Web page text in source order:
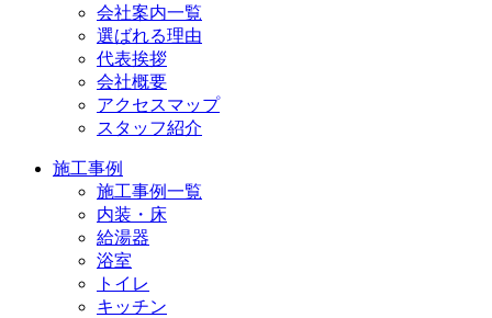
会社案内一覧
選ばれる理由
代表挨拶
会社概要
アクセスマップ
スタッフ紹介
施工事例
施工事例一覧
内装・床
給湯器
浴室
トイレ
キッチン